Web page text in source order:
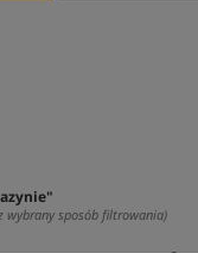
wybrany sposób filtrowania)